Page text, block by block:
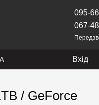
095-
067-
Вхід
/ GeForce